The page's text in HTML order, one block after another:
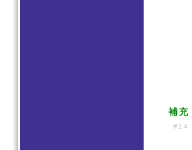
補充
#14